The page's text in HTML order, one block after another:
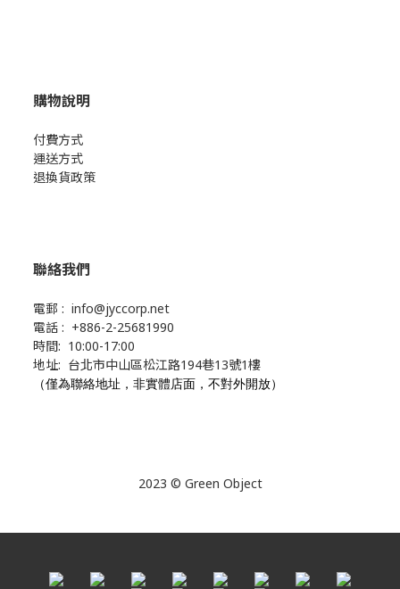
購物說明
付費方式
運送方式
退換貨政策
聯絡我們
電郵 : info@jyccorp.net
電話 : +886-2-25681990
時間: 10:00-17:00
地址: 台北市中山區松江路194巷13號1樓
（僅為聯絡地址，非實體店面，不對外開放）
2023 © Green Object